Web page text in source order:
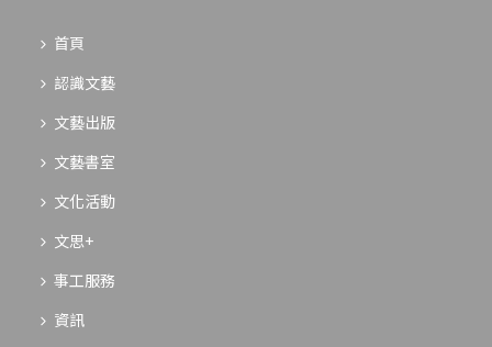
首頁
認識文藝
文藝出版
文藝書室
文化活動
文思+
事工服務
資訊